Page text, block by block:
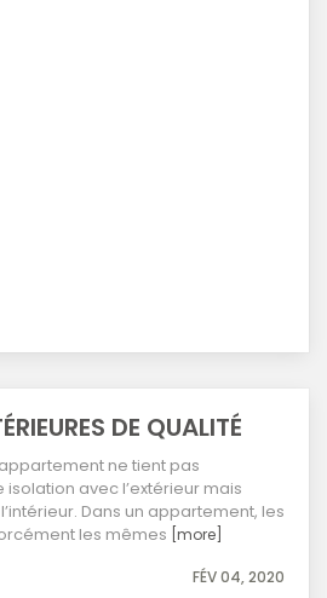
DE QUALITÉ
ne tient pas
avec l’extérieur mais
Dans un appartement, les
les mêmes [more]
FÉV 04, 2020